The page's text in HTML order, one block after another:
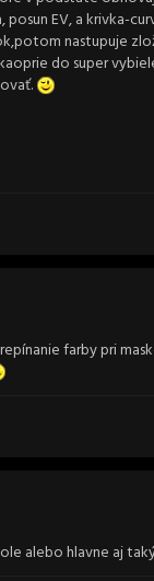
posun EV, a krivka-
nastupuje
do super
farby pri
alebo hlavne aj